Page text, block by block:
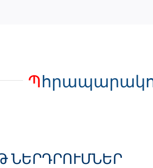
Պ
ՆԵՐԴՐՈՒՄՆԵՐ